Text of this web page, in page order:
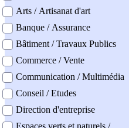
Arts / Artisanat d'art
Banque / Assurance
Bâtiment / Travaux Publics
Commerce / Vente
Communication / Multimédia
Conseil / Etudes
Direction d'entreprise
Espaces verts et naturels /